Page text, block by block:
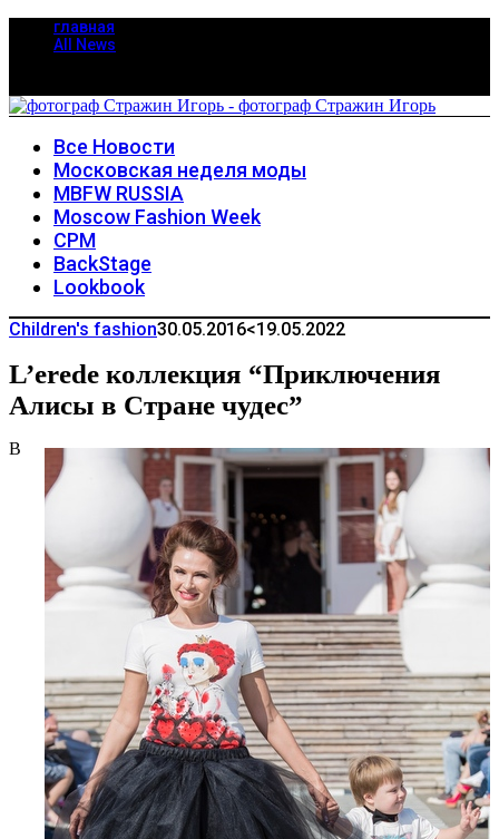
главная
All News
Все Новости
Московская неделя моды
MBFW RUSSIA
Moscow Fashion Week
CPM
BackStage
Lookbook
Children's fashion30.05.2016<19.05.2022
L’erede коллекция “Приключения
Алисы в Стране чудес”
В